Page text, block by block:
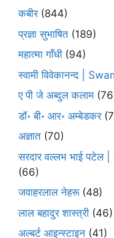
कबीर(844)
प्रज्ञा सुभाषित (189)
महात्मा गाँधी (94)
स्वामी विवेकानन्द |
ए पी जे अब्दुल कलाम
डॉ॰ बी॰ आर॰ अम्बेडकर
अज्ञात (70)
सरदार वल्लभ भाई
(66)
जवाहरलाल नेहरू(48)
लाल बहादुर शास्त्री (46)
अल्बर्ट आइन्स्टाइन (41)